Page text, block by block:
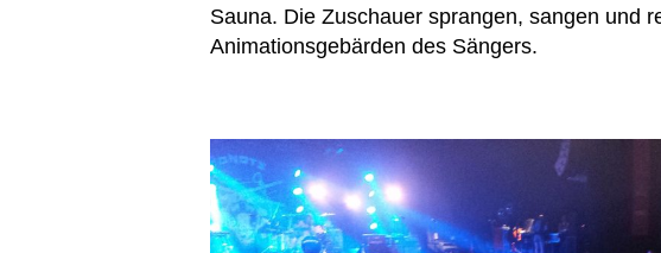
Sauna. Die Zuschauer sprangen, sangen und
Animationsgebärden des Sängers.